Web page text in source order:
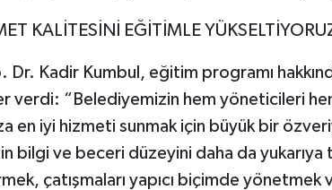
KALİTESİNİ EĞİTİMLE
Dr. Kadir Kumbul, eğitim programı
verdi: “Belediyemizin hem yöneticileri
en iyi hizmeti sunmak için büyük bir
bilgi ve beceri düzeyini daha da yukarıya
çatışmaları yapıcı biçimde yönetmek